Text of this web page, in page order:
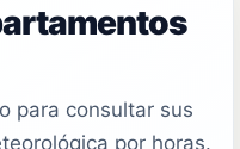
para consultar sus
por horas.